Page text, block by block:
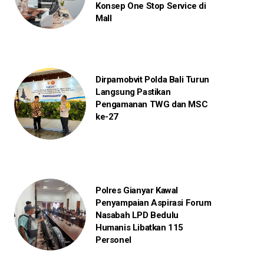
Konsep One Stop Service di
Mall
Dirpamobvit Polda Bali Turun
Langsung Pastikan
Pengamanan TWG dan MSC
ke-27
Polres Gianyar Kawal
Penyampaian Aspirasi Forum
Nasabah LPD Bedulu
Humanis Libatkan 115
Personel